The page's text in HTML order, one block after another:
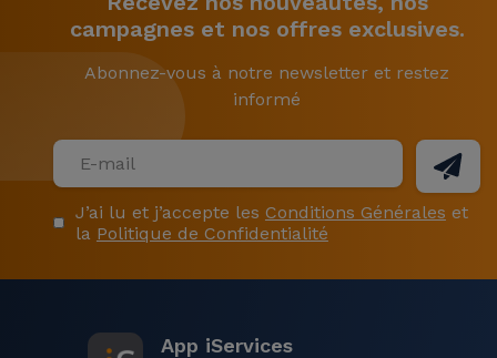
campagnes et nos offres exclusives.
Abonnez-vous à notre newsletter et restez
informé
J’ai lu et j’accepte les Conditions Générales et
la Politique de Confidentialité
App iServices